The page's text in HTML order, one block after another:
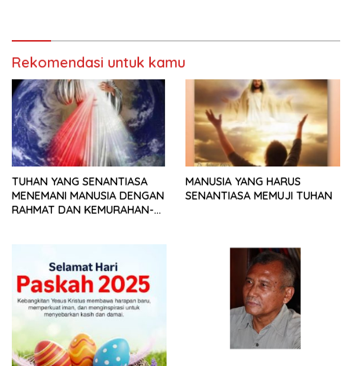
Rekomendasi untuk kamu
TUHAN YANG SENANTIASA
MENEMANI MANUSIA DENGAN
RAHMAT DAN KEMURAHAN-
MANUSIA YANG HARUS
SENANTIASA MEMUJI TUHAN